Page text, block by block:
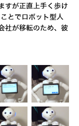
すが正直上手く歩け
とでロボット型人
社が移転のため、彼